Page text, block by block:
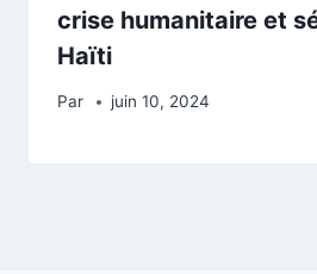
crise humanitaire et
Haïti
Par juin 10, 2024